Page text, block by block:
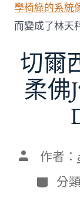
學椅綠的系統
而變成了林天
切爾
柔佛
文 作者：
分
類
分